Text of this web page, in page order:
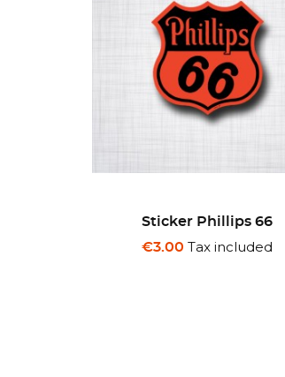
Sticker STP The Racers
Edge